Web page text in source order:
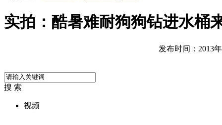
实拍：酷暑难耐狗狗钻进水桶
发布时间：2013
搜 索
视频